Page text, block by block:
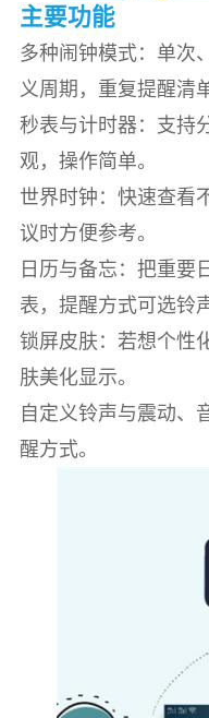
主要功能
多种闹钟模式：单次
义周期，重复提醒清
秒表与计时器：支持
观，操作简单。
世界时钟：快速查看
议时方便参考。
日历与备忘：把重要
表，提醒方式可选铃
锁屏皮肤：若想个性
肤美化显示。
自定义铃声与震动、
醒方式。